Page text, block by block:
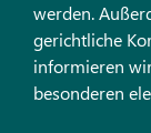
werden.
gerichtliche
informieren
besonderen